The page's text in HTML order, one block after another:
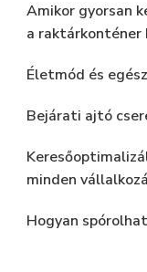
Amikor gyorsan
a raktárkonténer
Életmód és
Bejárati ajtó
minden
Hogyan